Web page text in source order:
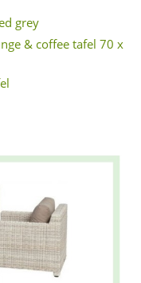
grey
& coffee tafel 70 x